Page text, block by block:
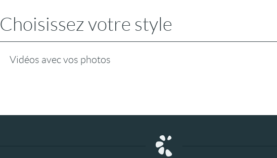
Choisissez votre style
Vidéos avec vos photos